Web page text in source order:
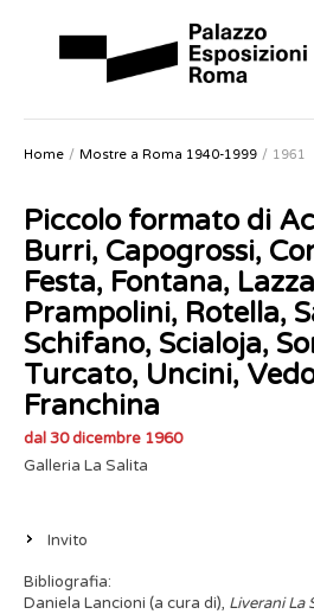
Home Mostre a Roma 1940-1999 1961
Piccolo formato di
Burri, Capogrossi,
Festa, Fontana,
Prampolini, Rotella,
Schifano, Scialoja,
Turcato, Uncini,
Franchina
dal 30 dicembre 1960
Galleria La Salita
Invito
Bibliografia:
Daniela Lancioni (a cura di), Liverani La